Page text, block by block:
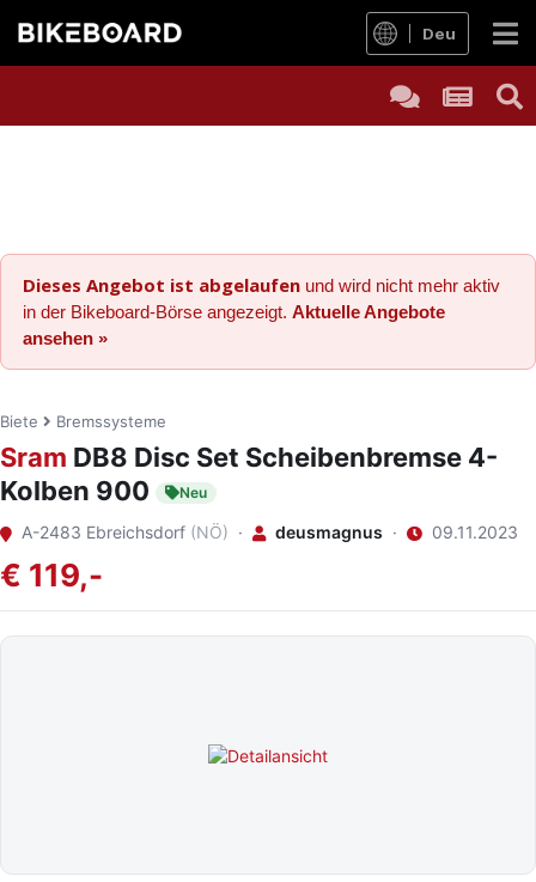
Deu
Dieses Angebot ist abgelaufen und wird nicht mehr aktiv
in der Bikeboard-Börse angezeigt. Aktuelle Angebote
ansehen »
Biete Bremssysteme
Sram DB8 Disc Set Scheibenbremse 4-
Kolben 900
Neu
A-2483 Ebreichsdorf (NÖ) · deusmagnus · 09.11.2023
€ 119,-